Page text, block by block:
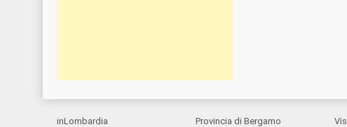
inLombardia Provincia di Bergamo